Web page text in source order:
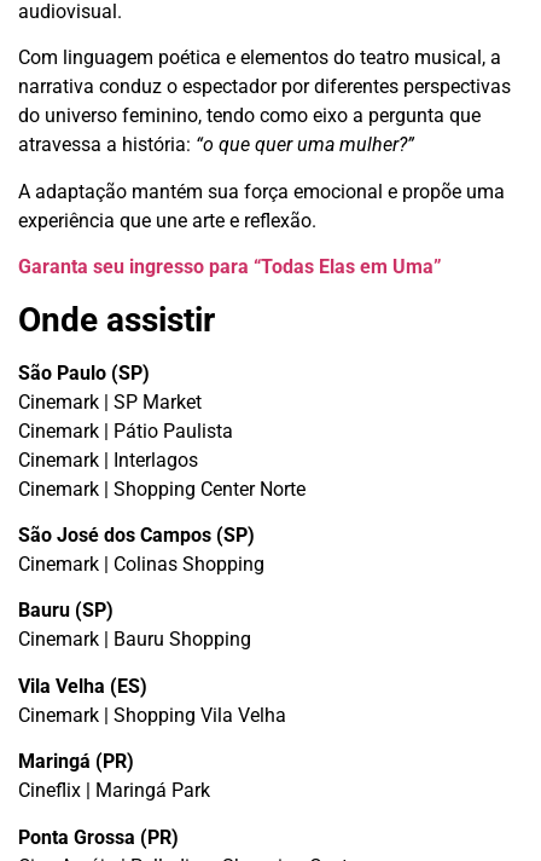
audiovisual.
Com linguagem poética e elementos do teatro musical, a
narrativa conduz o espectador por diferentes perspectivas
do universo feminino, tendo como eixo a pergunta que
atravessa a história: “o que quer uma mulher?”
A adaptação mantém sua força emocional e propõe uma
experiência que une arte e reflexão.
Garanta seu ingresso para “Todas Elas em Uma”
Onde assistir
São Paulo (SP)
Cinemark | SP Market
Cinemark | Pátio Paulista
Cinemark | Interlagos
Cinemark | Shopping Center Norte
São José dos Campos (SP)
Cinemark | Colinas Shopping
Bauru (SP)
Cinemark | Bauru Shopping
Vila Velha (ES)
Cinemark | Shopping Vila Velha
Maringá (PR)
Cineflix | Maringá Park
Ponta Grossa (PR)